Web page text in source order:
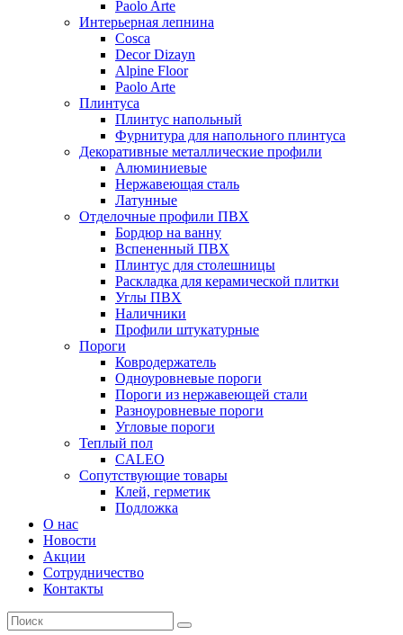
Paolo Arte
Интерьерная лепнина
Cosca
Decor Dizayn
Alpine Floor
Paolo Arte
Плинтуса
Плинтус напольный
Фурнитура для напольного плинтуса
Декоративные металлические профили
Алюминиевые
Нержавеющая сталь
Латунные
Отделочные профили ПВХ
Бордюр на ванну
Вспененный ПВХ
Плинтус для столешницы
Раскладка для керамической плитки
Углы ПВХ
Наличники
Профили штукатурные
Пороги
Ковродержатель
Одноуровневые пороги
Пороги из нержавеющей стали
Разноуровневые пороги
Угловые пороги
Теплый пол
CALEO
Сопутствующие товары
Клей, герметик
Подложка
О нас
Новости
Акции
Сотрудничество
Контакты